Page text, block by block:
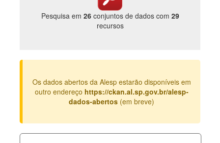
Catálogo de dados
Legislação
Perguntas frequentes
Pesquisa em 26conjuntos de dados com 29
recursos
Os dados abertos da Alesp estarão disponíveis em
outro endereço https://ckan.al.sp.gov.br/alesp-
dados-abertos (em breve)